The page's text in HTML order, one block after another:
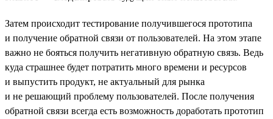
Затем происходит тестирование получившегося прототипа
и получение обратной связи от пользователей. На этом этапе
важно не бояться получить негативную обратную связь. Ведь
куда страшнее будет потратить много времени и ресурсов
и выпустить продукт, не актуальный для рынка
и не решающий проблему пользователей. После получения
обратной связи всегда есть возможность доработать прототип